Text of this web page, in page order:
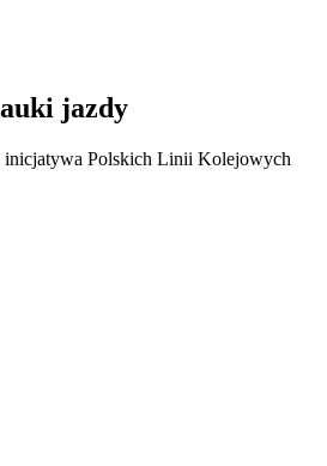
jazdy
inicjatywa Polskich Linii Kolejowych